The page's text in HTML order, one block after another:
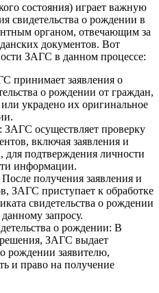
состояния) играет важную
свидетельства о рождении в
органом, отвечающим за
документов. Вот
ЗАГС в данном процессе:
принимает заявления о
о рождении от граждан,
украдено их оригинальное
осуществляет проверку
включая заявления и
для подтверждения личности
информации.
получения заявления и
ЗАГС приступает к обработке
свидетельства о рождении
запросу.
о рождении: В
ЗАГС выдает
рождении заявителю,
и право на получение